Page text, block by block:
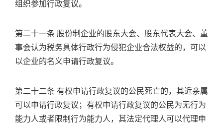
组织参加行政复议。
第二十一条 股份制企业的股东大会、股东代表大会、董
事会认为税务具体行政行为侵犯企业合法权益的，可以
以企业的名义申请行政复议。
第二十二条 有权申请行政复议的公民死亡的，其近亲属
可以申请行政复议；有权申请行政复议的公民为无行为
能力人或者限制行为能力人，其法定代理人可以代理申